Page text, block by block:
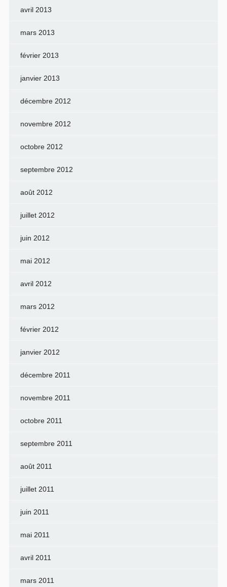
avril 2013
mars 2013
février 2013
janvier 2013
décembre 2012
novembre 2012
octobre 2012
septembre 2012
août 2012
juillet 2012
juin 2012
mai 2012
avril 2012
mars 2012
février 2012
janvier 2012
décembre 2011
novembre 2011
octobre 2011
septembre 2011
août 2011
juillet 2011
juin 2011
mai 2011
avril 2011
mars 2011